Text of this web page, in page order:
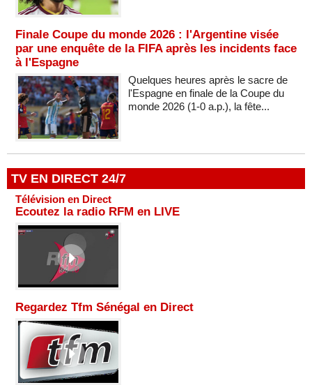
Finale Coupe du monde 2026 : l'Argentine visée
par une enquête de la FIFA après les incidents face
à l'Espagne
Quelques heures après le sacre de
l'Espagne en finale de la Coupe du
monde 2026 (1-0 a.p.), la fête...
TV EN DIRECT 24/7
Télévision en Direct
Ecoutez la radio RFM en LIVE
Regardez Tfm Sénégal en Direct